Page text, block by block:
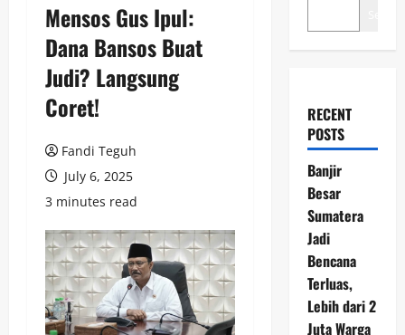
Mensos Gus Ipul:
Dana Bansos Buat
Judi? Langsung
Coret!
Fandi Teguh
July 6, 2025
3 minutes read
RECENT
POSTS
Banjir
Besar
Sumatera
Jadi
Bencana
Terluas,
Lebih dari 2
Juta Warga